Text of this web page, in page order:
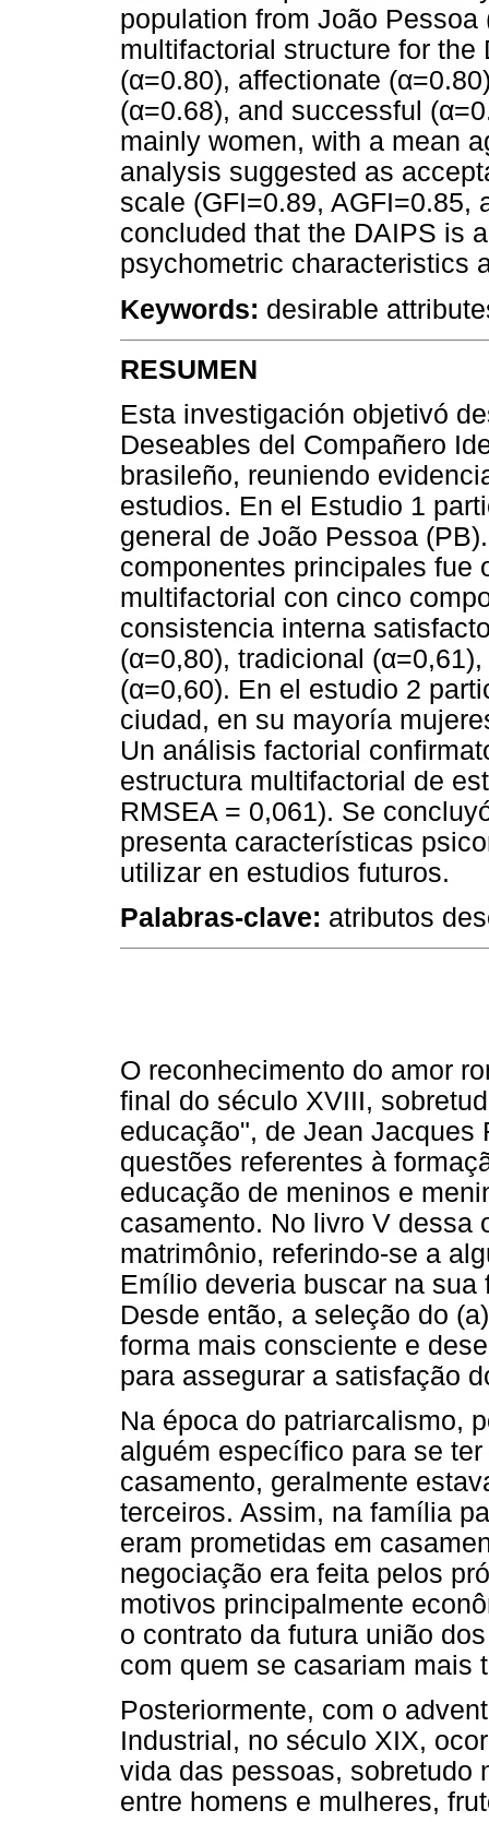
population from João
multifactorial structure for
(α=0.80), affectionate
(α=0.68), and successful
mainly women, with a mean
analysis suggested as
scale (GFI=0.89, AGFI=0.85,
concluded that the DAIPS is
psychometric characteristics
Keywords: desirable
RESUMEN
Esta investigación objetivó
Deseables del Compañero
brasileño, reuniendo
estudios. En el Estudio 1
general de João Pessoa
componentes principales fue
multifactorial con cinco
consistencia interna
(α=0,80), tradicional
(α=0,60). En el estudio 2
ciudad, en su mayoría
Un análisis factorial
estructura multifactorial de
RMSEA = 0,061). Se
presenta características
utilizar en estudios futuros.
Palabras-clave: atributos
O reconhecimento do amor
final do século XVIII,
educação", de Jean Jacques
questões referentes à
educação de meninos e
casamento. No livro V dessa
matrimônio, referindo-se a
Emílio deveria buscar na
Desde então, a seleção do
forma mais consciente e
para assegurar a satisfação
Na época do patriarcalismo,
alguém específico para se
casamento, geralmente
terceiros. Assim, na família
eram prometidas em
negociação era feita pelos
motivos principalmente
o contrato da futura união
com quem se casariam mais
Posteriormente, com o
Industrial, no século XIX,
vida das pessoas, sobretudo
entre homens e mulheres,